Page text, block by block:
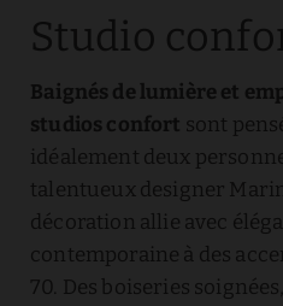
Studio
Baignés de lumière et
studios confort sont
idéalement deux
talentueux designer
décoration allie avec
contemporaine à des
70. Des boiseries